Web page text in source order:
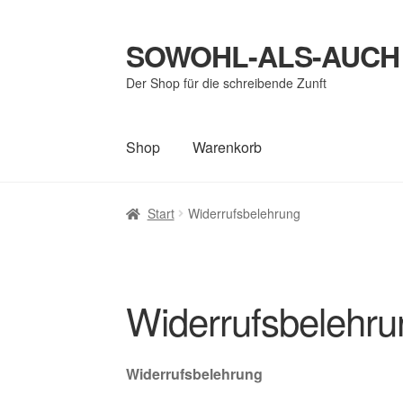
Zur
Navigation
springen
Zum
Inhalt
springen
SOWOHL-ALS-AUCH
Der Shop für die schreibende Zunft
Shop Warenkorb
StartAGB Bestellung abgeschlossen
Start Widerrufsbelehrung
Widerrufsbelehrung